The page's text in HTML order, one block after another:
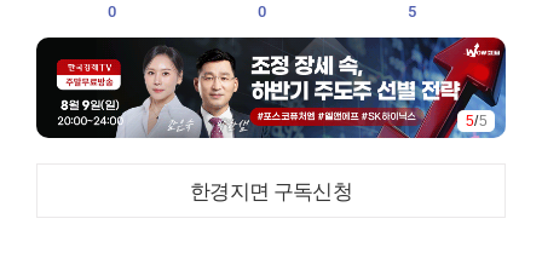
0
0
5
5/5
한경지면 구독신청